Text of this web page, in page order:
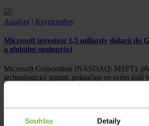
Souhlas Detaily
Analýzy | Kryptoměny
Microsoft investuje 1,5 miliardy dolarů do
a globální spolupráci
Microsoft Corporation (NASDAQ: MSFT),
technologický gigant, pokračuje ve svém úsilí
inteligence (AI)…